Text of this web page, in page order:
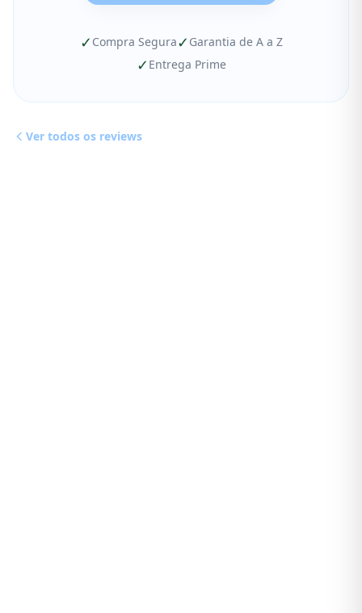
✓ Compra Segura✓ Garantia de A a Z
✓ Entrega Prime
Ver todos os reviews